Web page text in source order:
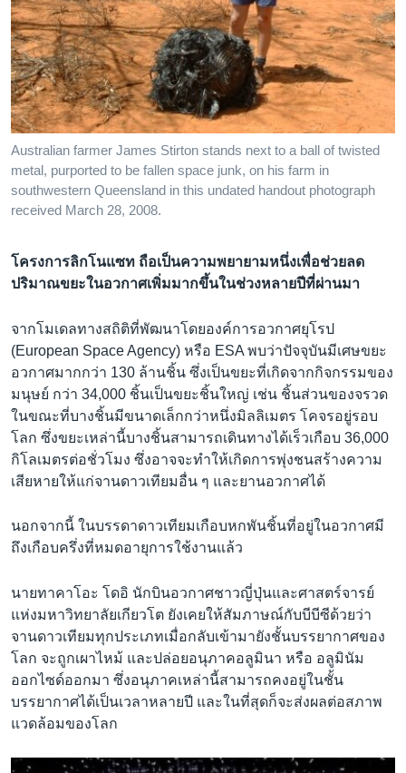
Australian farmer James Stirton stands next to a ball of twisted
metal, purported to be fallen space junk, on his farm in
southwestern Queensland in this undated handout photograph
received March 28, 2008.
โครงการลิกโนแซท ถือเป็นความพยายามหนึ่งเพื่อช่วยลด
ปริมาณขยะในอวกาศเพิ่มมากขึ้นในช่วงหลายปีที่ผ่านมา
จากโมเดลทางสถิติที่พัฒนาโดยองค์การอวกาศยุโรป
(European Space Agency) หรือ ESA พบว่าปัจจุบันมีเศษขยะ
อวกาศมากกว่า 130 ล้านชิ้น ซึ่งเป็นขยะที่เกิดจากกิจกรรมของ
มนุษย์ กว่า 34,000 ชิ้นเป็นขยะชิ้นใหญ่ เช่น ชิ้นส่วนของจรวด
ในขณะที่บางชิ้นมีขนาดเล็กกว่าหนึ่งมิลลิเมตร โคจรอยู่รอบ
โลก ซึ่งขยะเหล่านี้บางชิ้นสามารถเดินทางได้เร็วเกือบ 36,000
กิโลเมตรต่อชั่วโมง ซึ่งอาจจะทำให้เกิดการพุ่งชนสร้างความ
เสียหายให้แก่จานดาวเทียมอื่น ๆ และยานอวกาศได้
นอกจากนี้ ในบรรดาดาวเทียมเกือบหกพันชิ้นที่อยู่ในอวกาศมี
ถึงเกือบครึ่งที่หมดอายุการใช้งานแล้ว
นายทาคาโอะ โดอิ นักบินอวกาศชาวญี่ปุ่นและศาสตร์จารย์
แห่งมหาวิทยาลัยเกียวโต ยังเคยให้สัมภาษณ์กับบีบีซีด้วยว่า
จานดาวเทียมทุกประเภทเมื่อกลับเข้ามายังชั้นบรรยากาศของ
โลก จะถูกเผาไหม้ และปล่อยอนุภาคอลูมินา หรือ อลูมินัม
ออกไซด์ออกมา ซึ่งอนุภาคเหล่านี้สามารถคงอยู่ในชั้น
บรรยากาศได้เป็นเวลาหลายปี และในที่สุดก็จะส่งผลต่อสภาพ
แวดล้อมของโลก